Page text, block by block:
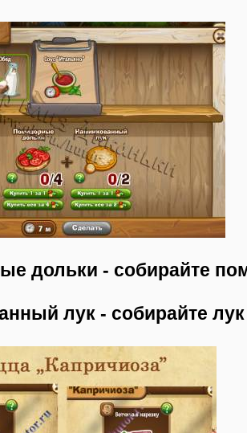
дольки - собирайте
лук - собирайте лук